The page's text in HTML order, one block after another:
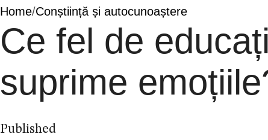
Home/Conștiință și autocunoaștere
Ce fel de
suprime
Published